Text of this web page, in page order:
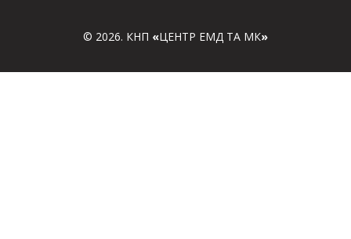
© 2026. КНП «ЦЕНТР ЕМД ТА МК»